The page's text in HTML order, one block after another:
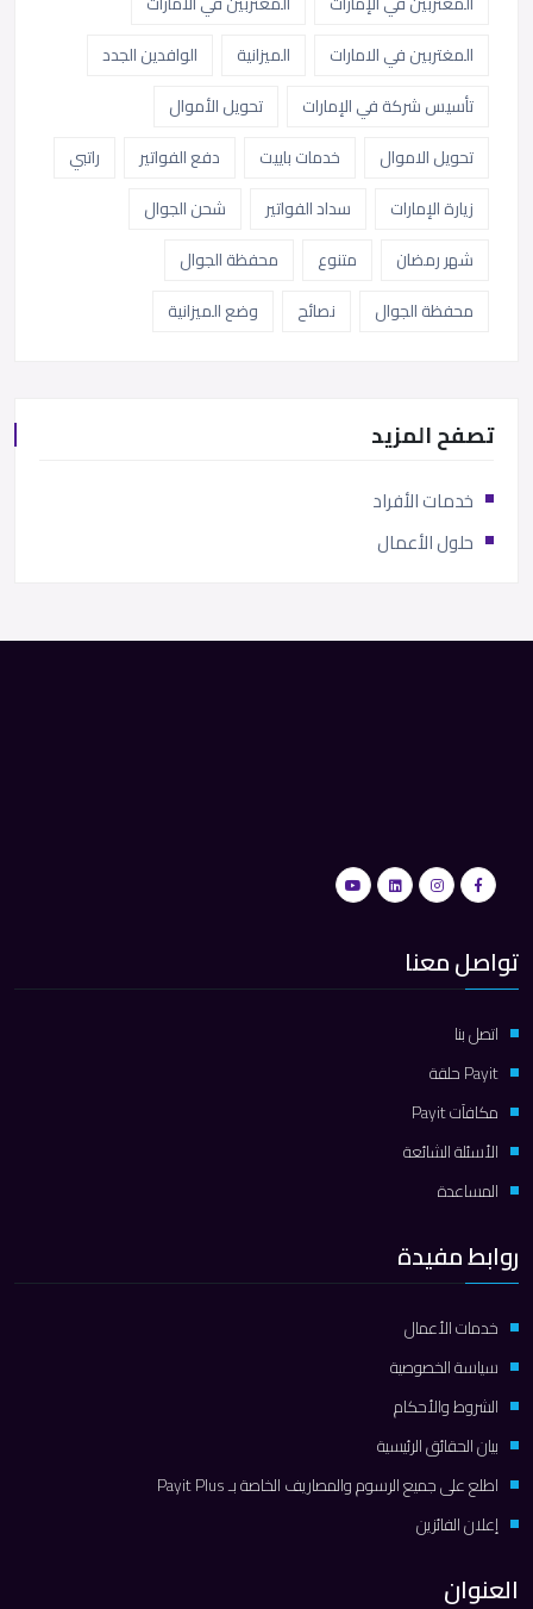
المغتربين في الامارات
الميزانية
الوافدين الجدد
تأسيس شركة في الإمارات
تحويل الأموال
تحويل الاموال
خدمات باييت دفع الفواتير
راتبي
زيارة الإمارات
سداد الفواتير
شحن الجوال
شهر رمضان
متنوع
محفظة الجوال
محفظة الجوال
نصائح وضع الميزانية
تصفح المزيد
خدمات الأفراد
حلول الأعمال
تواصل معنا
اتصل بنا
Payit حلقة
مكافآت Payit
الأسئلة الشائعة
المساعدة
روابط مفيدة
خدمات الأعمال
سياسة الخصوصية
الشروط والأحكام
بيان الحقائق الرئيسية
اطلع على جميع الرسوم والمصاريف الخاصة بـ Payit Plus
إعلان الفائزين
العنوان